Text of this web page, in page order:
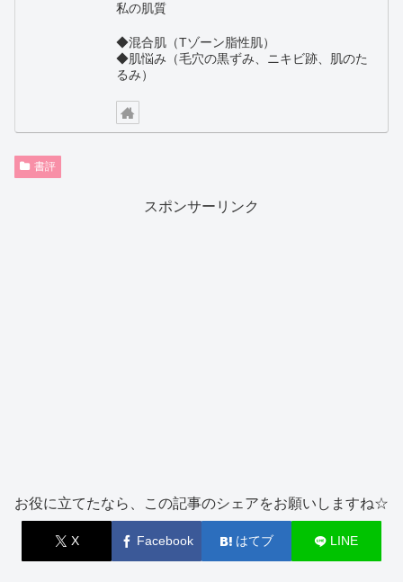
私の肌質
◆混合肌（Tゾーン脂性肌）
◆肌悩み（毛穴の黒ずみ、ニキビ跡、肌のた
るみ）
書評
スポンサーリンク
お役に立てたなら、この記事のシェアをお願いしますね☆
X Facebook はてブ LINE